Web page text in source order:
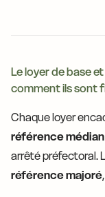
Le loyer de base
comment ils sont
Chaque loyer
référence médian
arrêté préfectoral.
référence majoré